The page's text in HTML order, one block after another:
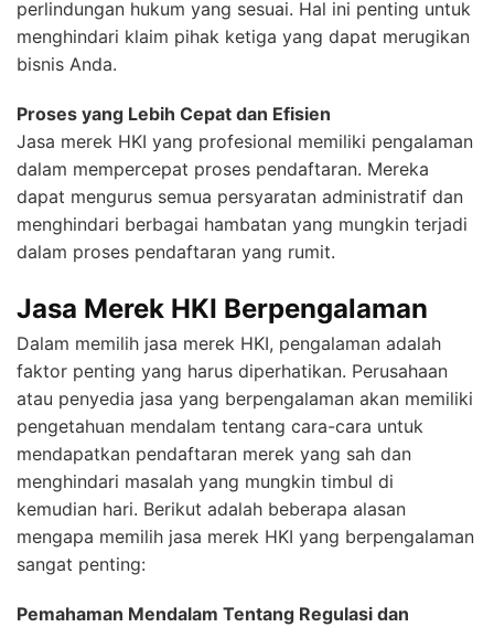
perlindungan hukum yang sesuai. Hal ini penting untuk
menghindari klaim pihak ketiga yang dapat merugikan
bisnis Anda.
Proses yang Lebih Cepat dan Efisien
Jasa merek HKI yang profesional memiliki pengalaman
dalam mempercepat proses pendaftaran. Mereka
dapat mengurus semua persyaratan administratif dan
menghindari berbagai hambatan yang mungkin terjadi
dalam proses pendaftaran yang rumit.
Jasa Merek HKI Berpengalaman
Dalam memilih jasa merek HKI, pengalaman adalah
faktor penting yang harus diperhatikan. Perusahaan
atau penyedia jasa yang berpengalaman akan memiliki
pengetahuan mendalam tentang cara-cara untuk
mendapatkan pendaftaran merek yang sah dan
menghindari masalah yang mungkin timbul di
kemudian hari. Berikut adalah beberapa alasan
mengapa memilih jasa merek HKI yang berpengalaman
sangat penting:
Pemahaman Mendalam Tentang Regulasi dan